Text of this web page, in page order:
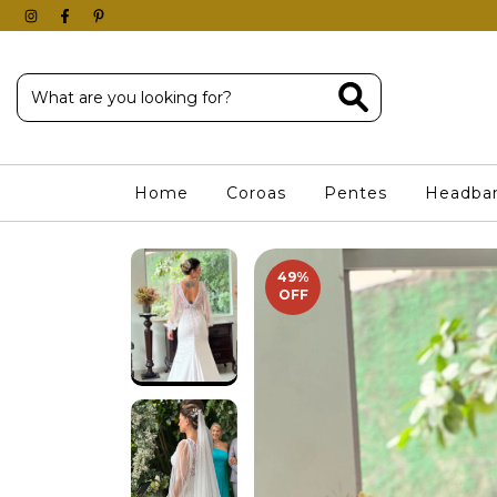
Home Coroas Pentes
49%
OFF